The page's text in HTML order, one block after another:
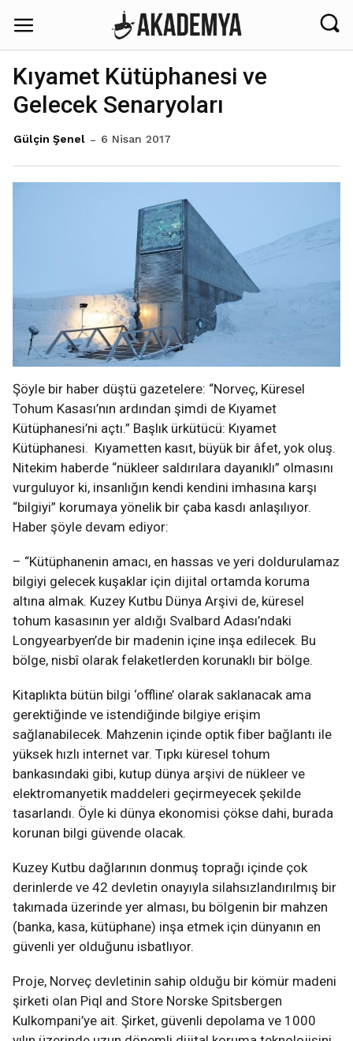
Kıyamet Kütüphanesi ve
Gelecek Senaryoları
Gülçin Şenel 6 Nisan 2017
Şöyle bir haber düştü gazetelere: “Norveç, Küresel
Tohum Kasası’nın ardından şimdi de Kıyamet
Kütüphanesi’ni açtı.” Başlık ürkütücü: Kıyamet
Kütüphanesi. Kıyametten kasıt, büyük bir âfet, yok oluş.
Nitekim haberde “nükleer saldırılara dayanıklı” olmasını
vurguluyor ki, insanlığın kendi kendini imhasına karşı
“bilgiyi” korumaya yönelik bir çaba kasdı anlaşılıyor.
Haber şöyle devam ediyor:
– “Kütüphanenin amacı, en hassas ve yeri doldurulamaz
bilgiyi gelecek kuşaklar için dijital ortamda koruma
altına almak. Kuzey Kutbu Dünya Arşivi de, küresel
tohum kasasının yer aldığı Svalbard Adası’ndaki
Longyearbyen’de bir madenin içine inşa edilecek. Bu
bölge, nisbî olarak felaketlerden korunaklı bir bölge.
Kitaplıkta bütün bilgi ‘offline’ olarak saklanacak ama
gerektiğinde ve istendiğinde bilgiye erişim
sağlanabilecek. Mahzenin içinde optik fiber bağlantı ile
yüksek hızlı internet var. Tıpkı küresel tohum
bankasındaki gibi, kutup dünya arşivi de nükleer ve
elektromanyetik maddeleri geçirmeyecek şekilde
tasarlandı. Öyle ki dünya ekonomisi çökse dahi, burada
korunan bilgi güvende olacak.
Kuzey Kutbu dağlarının donmuş toprağı içinde çok
derinlerde ve 42 devletin onayıyla silahsızlandırılmış bir
takımada üzerinde yer alması, bu bölgenin bir mahzen
(banka, kasa, kütüphane) inşa etmek için dünyanın en
güvenli yer olduğunu isbatlıyor.
Proje, Norveç devletinin sahip olduğu bir kömür madeni
şirketi olan Piql and Store Norske Spitsbergen
Kulkompani’ye ait. Şirket, güvenli depolama ve 1000